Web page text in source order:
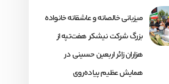
میزبانی خالصانه و عاشقانه خانواده
بزرگ شرکت نیشکر هفت‌تپه از
هزاران زائر اربعین حسینی در
همایش عظیم پیاده‌روی